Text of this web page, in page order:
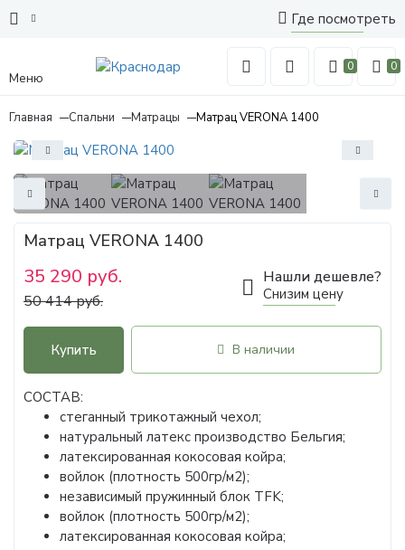
Где посмотреть
Меню
0 0
Главная Спальни Матрацы Матрац VERONA 1400
Матрац VERONA 1400
35 290 руб.
50 414 руб.
Нашли дешевле?
Снизим цену
Купить В наличии
СОСТАВ:
стеганный трикотажный чехол;
натуральный латекс производство Бельгия;
латексированная кокосовая койра;
войлок (плотность 500гр/м2);
независимый пружинный блок TFK;
войлок (плотность 500гр/м2);
латексированная кокосовая койра;